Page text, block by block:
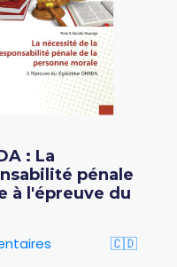
: La
pénale
à l'épreuve du
🇨🇩